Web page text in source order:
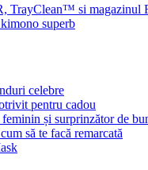
TrayClean™ si magazinul
superb
celebre
pentru cadou
și surprinzător de
să te facă remarcată